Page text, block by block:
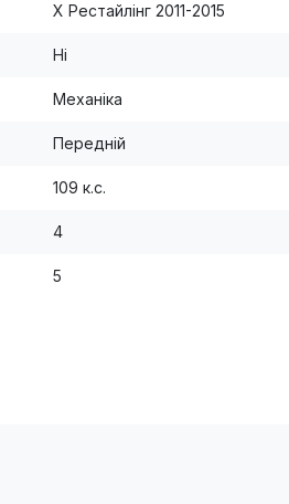
X Рестайлінг 2011-2015
Ні
Механіка
Передній
109 к.с.
4
5